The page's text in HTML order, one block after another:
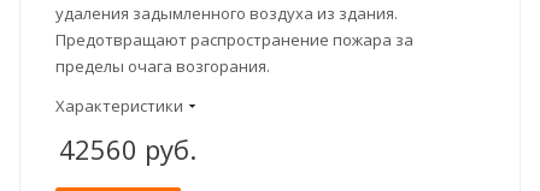
удаления задымленного воздуха из здания.
Предотвращают распространение пожара за
пределы очага возгорания.
Характеристики
42560 руб.